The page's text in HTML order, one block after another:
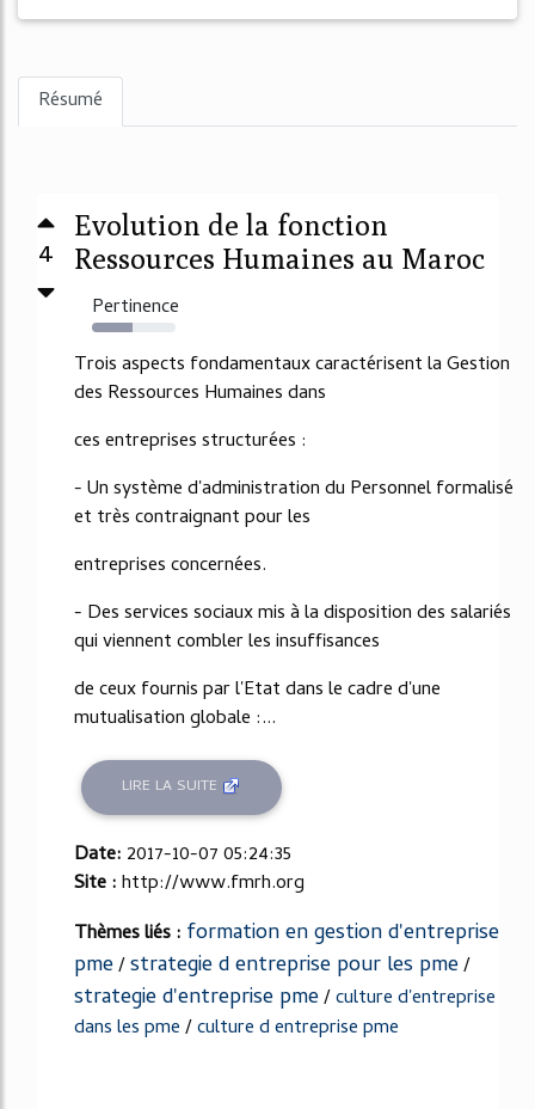
Résumé
4
Evolution de la fonction
Ressources Humaines au Maroc
Pertinence
48%
Trois aspects fondamentaux caractérisent la Gestion
des Ressources Humaines dans
ces entreprises structurées :
- Un système d'administration du Personnel formalisé
et très contraignant pour les
entreprises concernées.
- Des services sociaux mis à la disposition des salariés
qui viennent combler les insuffisances
de ceux fournis par l'Etat dans le cadre d'une
mutualisation globale :...
LIRE LA SUITE
Date: 2017-10-07 05:24:35
Site :http://www.fmrh.org
Thèmes liés : formation en gestion d'entreprise
pme/strategie d entreprise pour les pme/
strategie d'entreprise pme/culture d'entreprise
dans les pme/culture d entreprise pme